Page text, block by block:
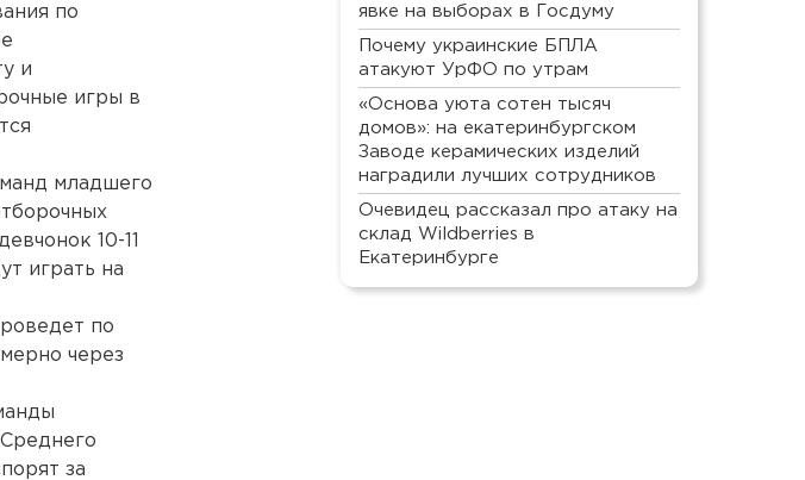
по
и
игры в
младшего
10-11
играть на
по
через
за
явке на выборах в Госдуму
Почему украинские БПЛА
атакуют УрФО по утрам
«Основа уюта сотен тысяч
домов»: на екатеринбургском
Заводе керамических изделий
наградили лучших сотрудников
Очевидец рассказал про атаку на
склад Wildberries в
Екатеринбурге